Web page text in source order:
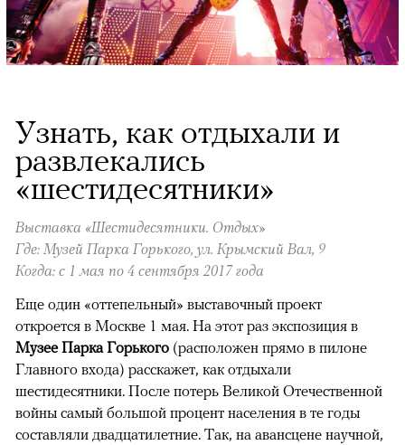
Узнать, как отдыхали и
развлекались
«шестидесятники»
Выставка «Шестидесятники. Отдых»
Где: Музей Парка Горького, ул. Крымский Вал, 9
Когда: с 1 мая по 4 сентября 2017 года
Еще один «оттепельный» выставочный проект
откроется в Москве 1 мая. На этот раз экспозиция в
Музее Парка Горького (расположен прямо в пилоне
Главного входа) расскажет, как отдыхали
шестидесятники. После потерь Великой Отечественной
войны самый большой процент населения в те годы
составляли двадцатилетние. Так, на авансцене научной,